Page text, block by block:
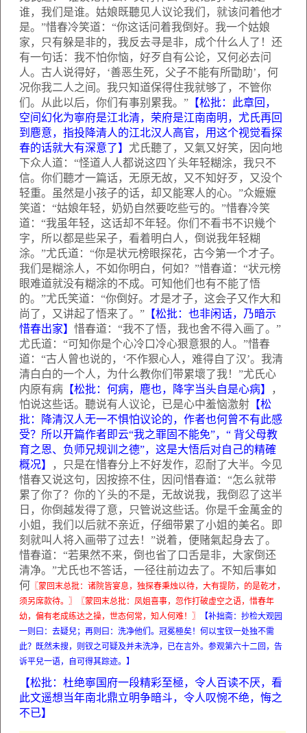
谁，我们是谁。姑娘既聽见人议论我们，就该问着他才
是。”惜春冷笑道：“你这话问着我倒好。我一个姑娘
家，只有躲是非的，我反去寻是非，成个什么人了！还
有一句话：我不怕你恼，好歹自有公论，又何必去问
人。古人说得好，‘善恶生死，父子不能有所勖助’，何
况你我二人之间。我只知道保得住我就够了，不管你
们。从此以后，你们有事别累我。” 【松批：此章回，
空间幻化为寧府是江北清，荣府是江南南明，尤氏再回
到麀意，指投降清人的江北汉人高官，用这个视觉看探
春的话就大有深意了】 尤氏聽了，又氣又好笑，因向地
下众人道：“怪道人人都说这四丫头年轻糊涂，我只不
信。你们聽才一篇话，无原无故，又不知好歹，又没个
轻重。虽然是小孩子的话，却又能寒人的心。”众嬷嬷
笑道：“姑娘年轻，奶奶自然要吃些亏的。”惜春冷笑
道：“我虽年轻，这话却不年轻。你们不看书不识幾个
字，所以都是些呆子，看着明白人，倒说我年轻糊
涂。”尤氏道：“你是状元榜眼探花，古今第一个才子。
我们是糊涂人，不如你明白，何如？”惜春道：“状元榜
眼难道就没有糊涂的不成。可知他们也有不能了悟
的。”尤氏笑道：“你倒好。才是才子，这会子又作大和
尚了，又讲起了悟来了。” 【松批：也非闲话，乃暗示
惜春出家】 惜春道：“我不了悟，我也舍不得入画了。”
尤氏道：“可知你是个心冷口冷心狠意狠的人。”惜春
道：“古人曾也说的，‘不作狠心人，难得自了汉’。我清
清白白的一个人，为什么教你们带累壞了我！”尤氏心
内原有病 【松批：何病，麀也，降字当头自是心病】
，
怕说这些话。聽说有人议论，已是心中羞恼激射 【松
批：降清汉人无一不惧怕议论的，作者也何曾不有此感
受？所以开篇作者即云“我之罪固不能免”，“ 背父母教
育之恩、负师兄规训之德”，这是大悟后对自己的精確
概况】
，只是在惜春分上不好发作，忍耐了大半。今见
惜春又说这句，因按捺不住，因问惜春道：“怎么就带
累了你了？你的丫头的不是，无故说我，我倒忍了这半
日，你倒越发得了意，只管说这些话。你是千金萬金的
小姐，我们以后就不亲近，仔细带累了小姐的美名。即
刻就叫人将入画带了过去！”说着，便赌氣起身去了。
惜春道：“若果然不来，倒也省了口舌是非，大家倒还
清净。”尤氏也不答话，一径往前边去了。不知后事如
何 〖蒙回末总批：诸院皆宴息，独探春秉烛以待，大有提防，的是乾才，
须另席款待。〗〖蒙回末总批：凤姐喜事，忽作打破虚空之语，惜春年
幼，偏有老成练达之操，世态何常，知人何难！〗
【补拙斋：抄检大观园
一则曰：去疑兒；再则曰：洗净他们。冠冕極矣！何以宝钗一处独不需
此？既然未搜，则钗之可疑及并未洗净，已在言外。参观第六十二回，告
诉平兒一语，自可得其踪迹。】
【松批：杜绝寧国府一段精彩至極，令人百读不厌，看
此文遥想当年南北鼎立明争暗斗，令人叹惋不绝，悔之
不已】